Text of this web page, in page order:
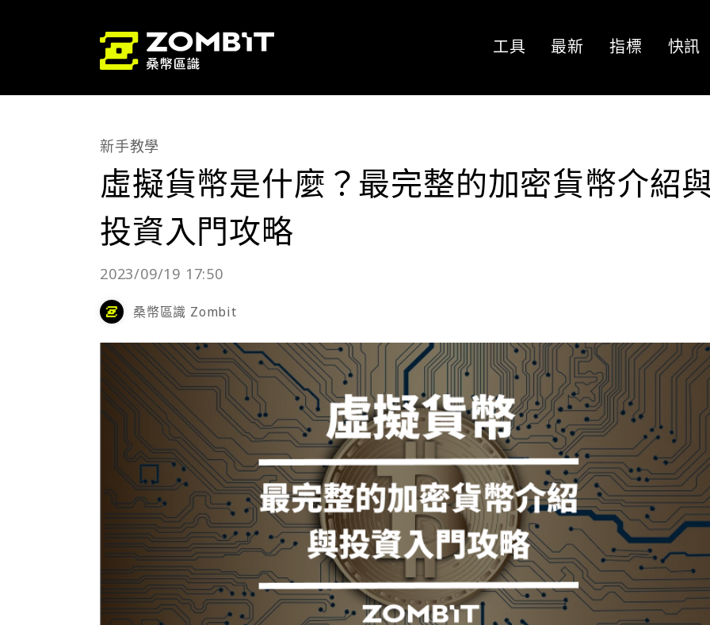
工具 最新 指標 快訊
新手教學
虛擬貨幣是什麼？最完整的加密貨幣介紹
投資入門攻略
2023/09/19 17:50
桑幣區識 Zombit